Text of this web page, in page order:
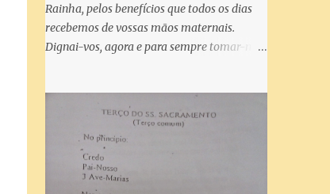
Rainha, pelos benefícios que todos os dias
recebemos de vossas mãos maternais.
Dignai-vos, agora e para sempre tomar-nos
Salve Rainha: Salve Rainha , Mãe de
misericórdia, vida, doçura, esperança nossa,
salve! A vós bradamos os degredados filhos
de Eva, a vós suspiramos, gemendo e
chorando neste vale de lágrimas. Eia, pois,